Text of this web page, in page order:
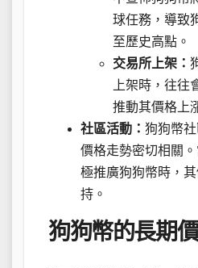
球任務，導致
至歷史高點。
交易所上架：
上架時，往往
推動其價格上
社區活動： 狗狗幣
價格走勢密切相關
極推廣狗狗幣時，
持。
狗狗幣的長期